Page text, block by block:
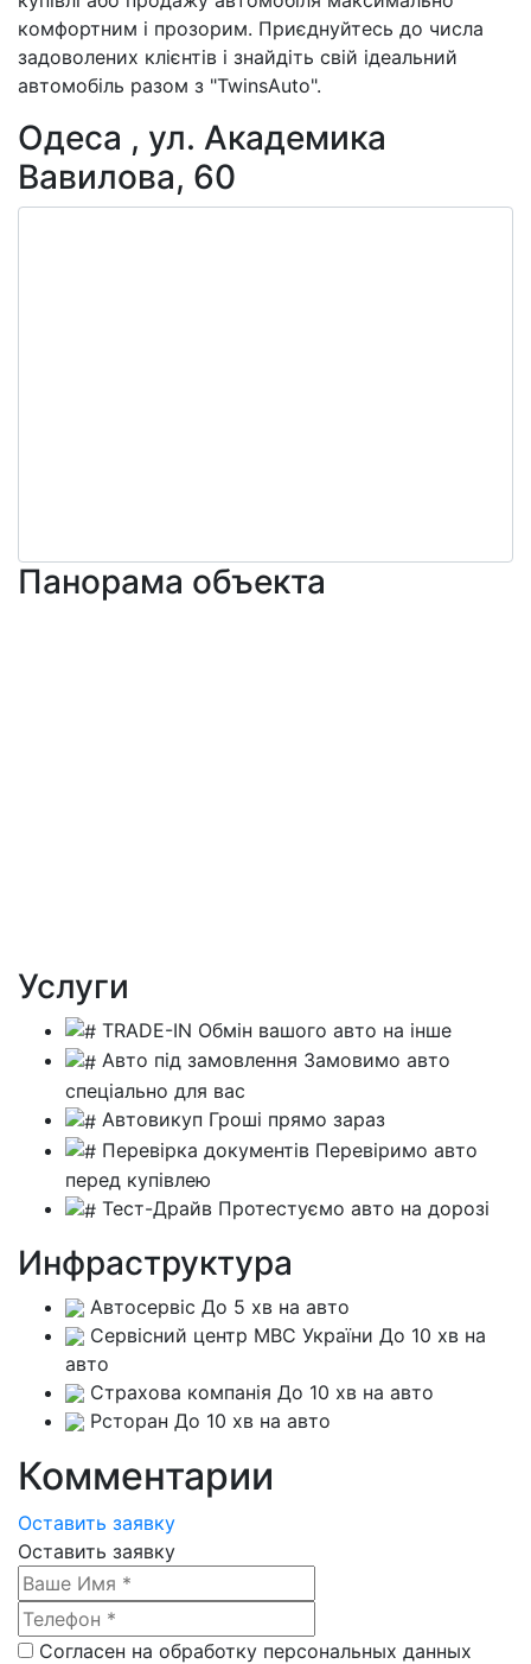
комфортним і прозорим. Приєднуйтесь до числа
задоволених клієнтів і знайдіть свій ідеальний
автомобіль разом з "TwinsAuto".
Одеса , ул. Академика
Вавилова, 60
Панорама объекта
Услуги
TRADE-IN Обмін вашого авто на інше
Авто під замовлення Замовимо авто
спеціально для вас
Автовикуп Гроші прямо зараз
Перевірка документів Перевіримо авто
перед купівлею
Тест-Драйв Протестуємо авто на дорозі
Инфраструктура
Автосервіс До 5 хв на авто
Сервісний центр МВС України До 10 хв на
авто
Страхова компанія До 10 хв на авто
Рсторан До 10 хв на авто
Комментарии
Оставить заявку
Оставить заявку
Согласен на обработку персональных данных